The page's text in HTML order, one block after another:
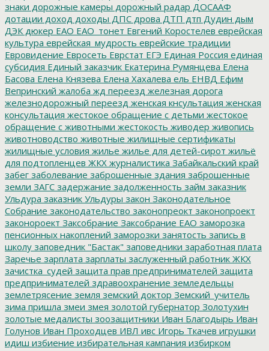
знаки дорожные камеры дорожный радар ДОСААФ
дотации доход доходы ДПС дрова ДТП дтп Дудин дым
ДЭК дюкер ЕАО ЕАО_тонет Евгений Коростелев еврейская
культура еврейская_мудрость еврейские традиции
Евровидение Евросеть Еврстат ЕГЭ Единая Россия единая
субсидия Единый заказчик Екатерина Румянцева Елена
Басова Елена Князева Елена Хахалева ель ЕНВД Ефим
Вепринский жалоба жд переезд железная дорога
железнодорожный переезд женская кнсультация женская
консультация жестокое обращение с детьми жестокое
обращение с животными жестокость живодер живопись
животноводство животные жилищные сертификаты
жилищные условия жилье жилье для детей-сирот жильё
для подтопленцев ЖКХ журналистика Забайкальский край
забег заболевание заброшенные здания заброшенные
земли ЗАГС задержание задолженность займ заказник
Ульдура заказник Ульдуры закон Законодательное
Собрание законодательство законопреокт законопроект
законороект Заксобрание Заксобрание ЕАО заморозка
пенсионных накоплений заморозки занятость запись в
школу заповедник "Бастак" заповедники заработная плата
Заречье зарплата зарплаты заслуженный работник ЖКХ
зачистка_судей защита прав предпринимателей защита
предпринимателей здравоохранение земледельцы
землетрясение земля земский доктор Земский_учитель
зима пришла змеи змея золотой губернатор Золотухин
золотые медалисты зоозащитники Иван Благодырь Иван
Голунов Иван Проходцев ИВЛ ивс Игорь Ткачев игрушки
идиш избиение избирательная кампания избирком